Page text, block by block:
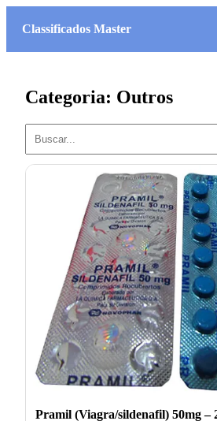
Classificados Master
Categoria: Outros
Pramil (Viagra/sildenafil) 50mg –